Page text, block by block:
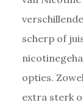
scherp of
opties.
extra sterk